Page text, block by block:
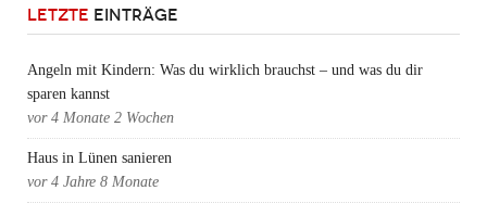
LETZTE EINTRÄGE
Angeln mit Kindern: Was du wirklich brauchst – und was du dir
sparen kannst
vor 4 Monate 2 Wochen
Haus in Lünen sanieren
vor 4 Jahre 8 Monate